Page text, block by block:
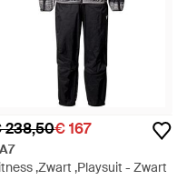
238,50€ 167
,Zwart ,Playsuit - Zwart